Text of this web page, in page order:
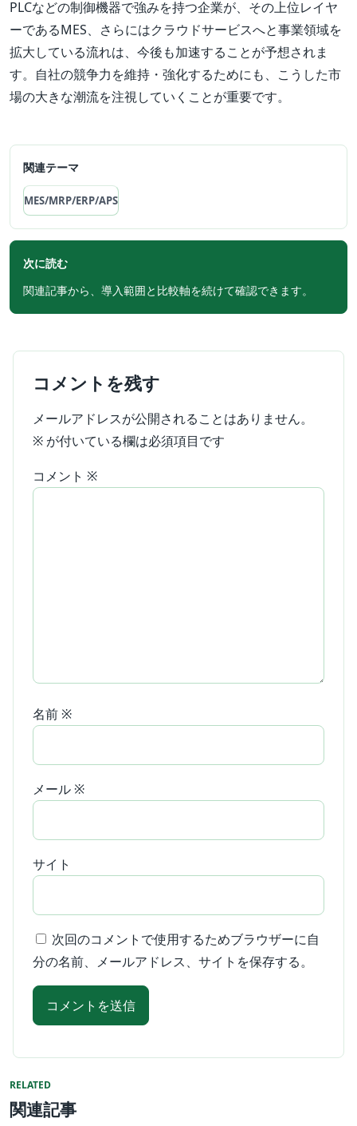
PLCなどの制御機器で強みを持つ企業が、その上位レイヤ
ーであるMES、さらにはクラウドサービスへと事業領域を
拡大している流れは、今後も加速することが予想されま
す。自社の競争力を維持・強化するためにも、こうした市
場の大きな潮流を注視していくことが重要です。
関連テーマ
MES/MRP/ERP/APS
次に読む
関連記事から、導入範囲と比較軸を続けて確認できます。
コメントを残す
メールアドレスが公開されることはありません。
※ が付いている欄は必須項目です
コメント ※
名前 ※
メール ※
サイト
次回のコメントで使用するためブラウザーに自
分の名前、メールアドレス、サイトを保存する。
RELATED
関連記事